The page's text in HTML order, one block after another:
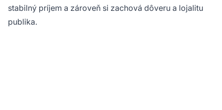
stabilný príjem a zároveň si zachová dôveru a lojalitu
publika.